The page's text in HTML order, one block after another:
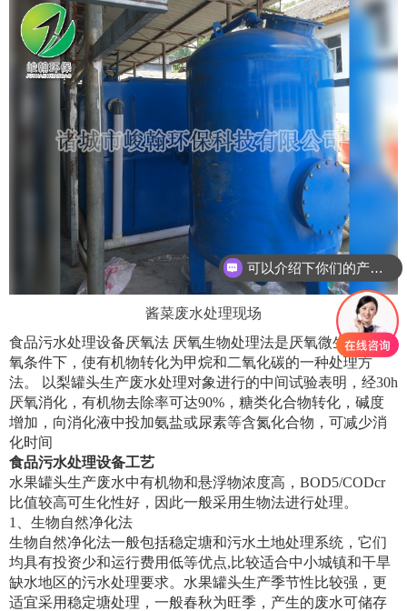
酱菜废水处理现场
食品污水处理设备厌氧法 厌氧生物处理法是厌氧微生物在无
氧条件下，使有机物转化为甲烷和二氧化碳的一种处理方
法。 以梨罐头生产废水处理对象进行的中间试验表明，经30h
厌氧消化，有机物去除率可达90%，糖类化合物转化，碱度
增加，向消化液中投加氨盐或尿素等含氮化合物，可减少消
化时间
食品污水处理设备工艺
水果罐头生产废水中有机物和悬浮物浓度高，BOD5/CODcr
比值较高可生化性好，因此一般采用生物法进行处理。
1、生物自然净化法
生物自然净化法一般包括稳定塘和污水土地处理系统，它们
均具有投资少和运行费用低等优点,比较适合中小城镇和干旱
缺水地区的污水处理要求。水果罐头生产季节性比较强，更
适宜采用稳定塘处理，一般春秋为旺季，产生的废水可储存
可以介绍下你们的产品么